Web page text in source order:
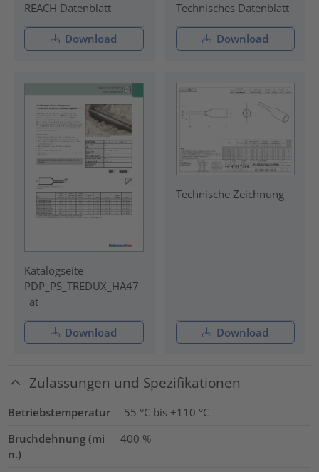
REACH Datenblatt
Download
Technisches Datenblatt
Download
Katalogseite
PDP_PS_TREDUX_HA47
_at
Download
Technische Zeichnung
Download
Zulassungen und Spezifikationen
Betriebstemperatur
-55 °C bis +110 °C
Bruchdehnung (mi
n.)
400 %